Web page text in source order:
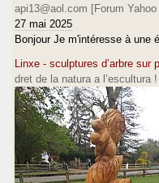
api13@aol.com [Forum
27 mai 2025
Bonjour Je m'intéresse à une
Linxe - sculptures d’arbre sur
dret de la natura a l’escultura !